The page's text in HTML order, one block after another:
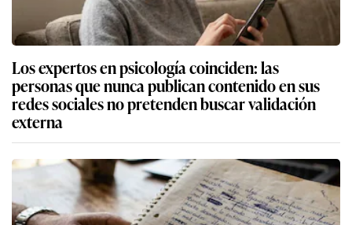
Los expertos en psicología coinciden: las
personas que nunca publican contenido en sus
redes sociales no pretenden buscar validación
externa